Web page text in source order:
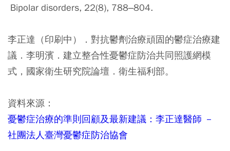
Bipolar disorders, 22(8), 788–804.
李正達（印刷中）．對抗鬱劑治療頑固的鬱症治療建
議．李明濱．建立整合性憂鬱症防治共同照護網模
式，國家衛生研究院論壇．衛生福利部。
資料來源：
憂鬱症治療的準則回顧及最新建議：李正達醫師 －
社團法人臺灣憂鬱症防治協會